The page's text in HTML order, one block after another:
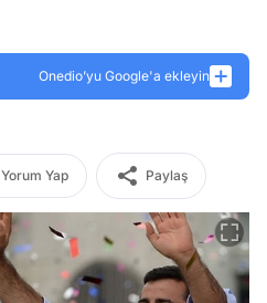
Onedio’yu Google'a ekleyin
Yorum Yap Paylaş